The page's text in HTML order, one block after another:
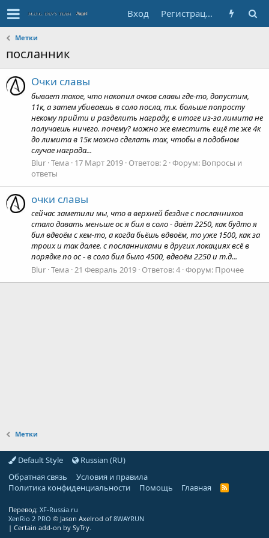
Вход Регистрация
Метки
посланник
Очки славы
бывает такое, что накопил очков славы где-то, допустим,
11к, а затем убиваешь в соло посла, т.к. больше попросту
некому прийти и разделить награду, в итоге из-за лимита не
получаешь ничего. почему? можно же вместить ещё те же 4к
до лимита в 15к можно сделать так, чтобы в подобном
случае награда...
Blur Тема 17 Март 2019 Ответов: 2 Форум: Вопросы и
ответы
очки славы
сейчас заметили мы, что в верхней бездне с посланников
стало давать меньше ос я бил в соло - даёт 2250, как будто я
бил вдвоём с кем-то, а когда бьёшь вдвоём, то уже 1500, как за
троих и так далее. с посланниками в других локациях всё в
порядке по ос - в соло бил было 4500, вдвоём 2250 и т.д...
Blur Тема 21 Февраль 2019 Ответов: 4 Форум: Прочее
Метки
Default Style
Russian (RU)
Обратная связь
Условия и правила
Политика конфиденциальности
Помощь Главная
R
Перевод: XF-Russia.ru
XenRio 2 PRO © Jason Axelrod of 8WAYRUN
| Certain add-on by SyTry.